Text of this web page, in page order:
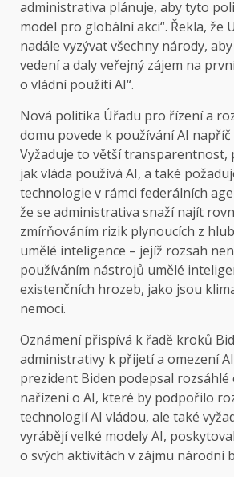
administrativa plánuje, aby tyto
model pro globální akci“. Řekla, že
nadále vyzývat všechny národy,
vedení a daly veřejný zájem na
o vládní použití AI“.
Nová politika Úřadu pro řízení a
domu povede k používání AI
Vyžaduje to větší transparentnost,
jak vláda používá AI, a také
technologie v rámci federálních
že se administrativa snaží najít
zmírňováním rizik plynoucích z
umělé inteligence – jejíž rozsah
používáním nástrojů umělé
existenčních hrozeb, jako jsou
nemoci.
Oznámení přispívá k řadě kroků
administrativy k přijetí a omezení
prezident Biden podepsal
nařízení o AI, které by podpořilo
technologií AI vládou, ale také
vyrábějí velké modely AI,
o svých aktivitách v zájmu národní